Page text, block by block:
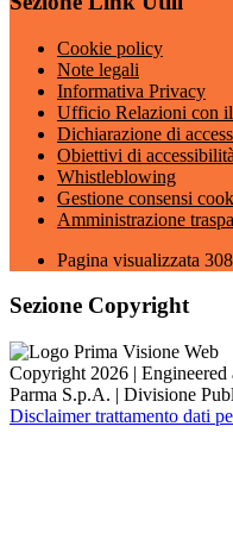
Cookie policy
Note legali
Informativa Privacy
Ufficio Relazioni con
Dichiarazione di
Obiettivi di accessibilità
Whistleblowing
Gestione consensi
Amministrazione
Pagina visualizzata
Sezione Copyright
Copyright 2026 |
Parma S.p.A. | Divisione
Disclaimer trattamento dati